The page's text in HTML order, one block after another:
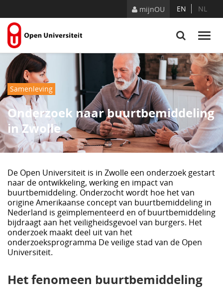
mijnOU EN NL
Samenleving
Onderzoek naar buurtbemiddeling
in Zwolle
De Open Universiteit is in Zwolle een onderzoek gestart
naar de ontwikkeling, werking en impact van
buurtbemiddeling. Onderzocht wordt hoe het van
origine Amerikaanse concept van buurtbemiddeling in
Nederland is geïmplementeerd en of buurtbemiddeling
bijdraagt aan het veiligheidsgevoel van burgers. Het
onderzoek maakt deel uit van het
onderzoeksprogramma De veilige stad van de Open
Universiteit.
Het fenomeen buurtbemiddeling